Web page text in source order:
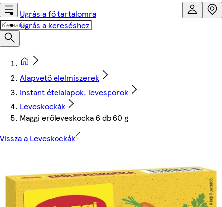
Ugrás a fő tartalomra
Ugrás a kereséshez
Alapvető élelmiszerek
Instant ételalapok, levesporok
Leveskockák
Maggi erőleveskocka 6 db 60 g
Vissza a Leveskockák